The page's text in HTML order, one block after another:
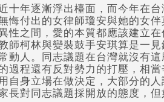
十年逐漸浮出檯面，而今年在
悔付出的女律師瓊安與她的女
性之間，愛的本質都應該建立
師柯林與變裝鼓手安琪算是一
動人。同志議題在台灣就沒有
過程還有反對勢力的打壓，相
自身立場在做決定，大部分的
長對同志議題採開放的態度，